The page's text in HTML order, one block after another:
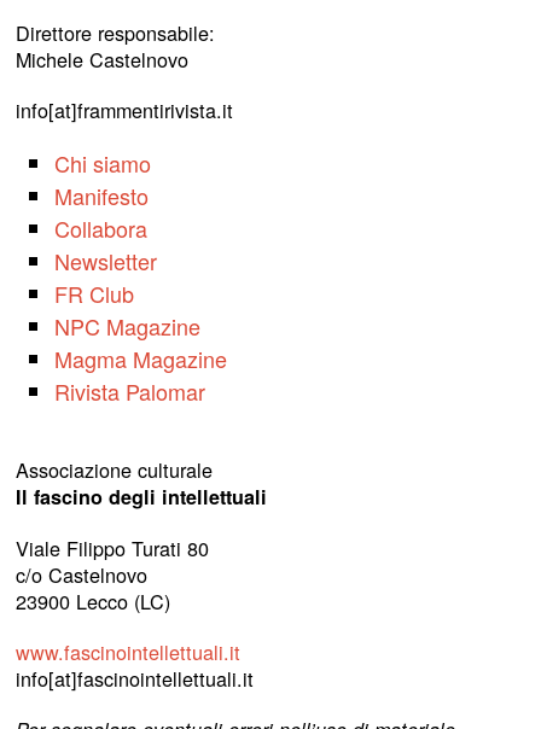
Direttore responsabile:
Michele Castelnovo
info[at]frammentirivista.it
Chi siamo
Manifesto
Collabora
Newsletter
FR Club
NPC Magazine
Magma Magazine
Rivista Palomar
Associazione culturale
Il fascino degli intellettuali
Viale Filippo Turati 80
c/o Castelnovo
23900 Lecco (LC)
www.fascinointellettuali.it
info[at]fascinointellettuali.it